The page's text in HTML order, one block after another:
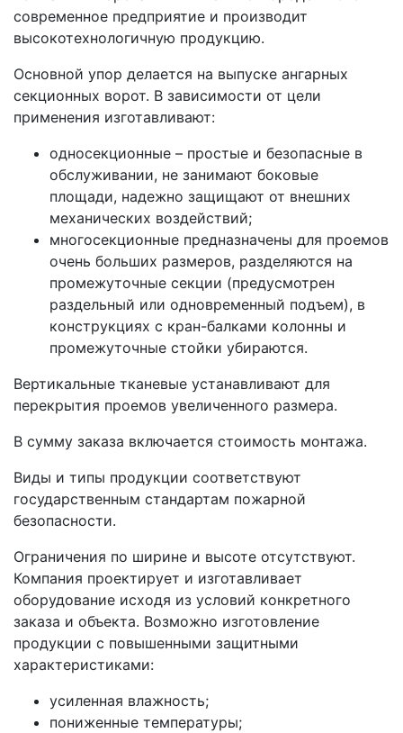
современное предприятие и производит
высокотехнологичную продукцию.
Основной упор делается на выпуске ангарных
секционных ворот. В зависимости от цели
применения изготавливают:
односекционные – простые и безопасные в
обслуживании, не занимают боковые
площади, надежно защищают от внешних
механических воздействий;
многосекционные предназначены для проемов
очень больших размеров, разделяются на
промежуточные секции (предусмотрен
раздельный или одновременный подъем), в
конструкциях с кран-балками колонны и
промежуточные стойки убираются.
Вертикальные тканевые устанавливают для
перекрытия проемов увеличенного размера.
В сумму заказа включается стоимость монтажа.
Виды и типы продукции соответствуют
государственным стандартам пожарной
безопасности.
Ограничения по ширине и высоте отсутствуют.
Компания проектирует и изготавливает
оборудование исходя из условий конкретного
заказа и объекта. Возможно изготовление
продукции с повышенными защитными
характеристиками:
усиленная влажность;
пониженные температуры;